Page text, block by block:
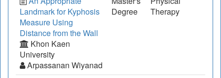
Landmark for Kyphosis
Measure Using
Distance from the Wall
Khon Kaen
University
Arpassanan Wiyanad
Degree
Therapy